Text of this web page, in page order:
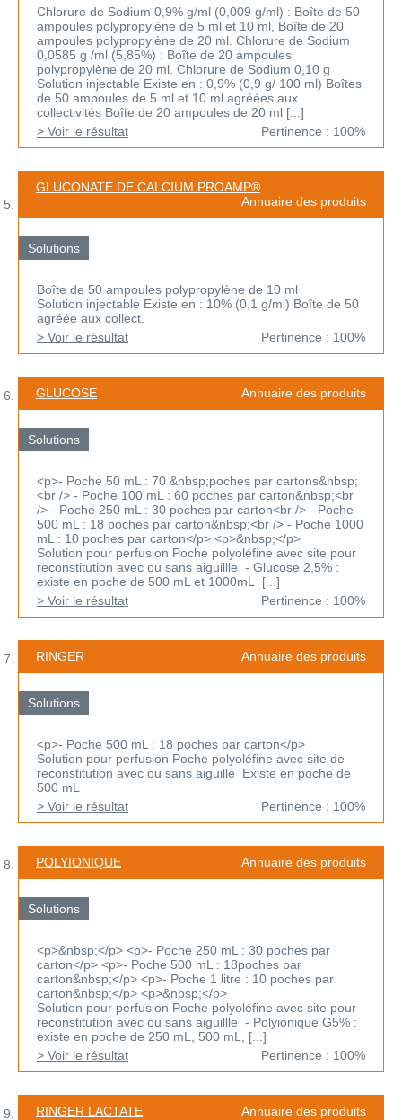
Chlorure de Sodium 0,9% g/ml (0,009 g/ml) : Boîte de 50
ampoules polypropylène de 5 ml et 10 ml, Boîte de 20
ampoules polypropylène de 20 ml. Chlorure de Sodium
0,0585 g /ml (5,85%) : Boîte de 20 ampoules
polypropylène de 20 ml. Chlorure de Sodium 0,10 g
Solution injectable Existe en : 0,9% (0,9 g/ 100 ml) Boîtes
de 50 ampoules de 5 ml et 10 ml agréées aux
collectivités Boîte de 20 ampoules de 20 ml [...]
> Voir le résultat
Pertinence : 100%
GLUCONATE DE CALCIUM PROAMP®
Annuaire des produits
Solutions
Boîte de 50 ampoules polypropylène de 10 ml
Solution injectable Existe en : 10% (0,1 g/ml) Boîte de 50
agréée aux collect.
> Voir le résultat
Pertinence : 100%
GLUCOSE Annuaire des produits
Solutions
<p>- Poche 50 mL : 70 &nbsp;poches par cartons&nbsp;
<br /> - Poche 100 mL : 60 poches par carton&nbsp;<br
/> - Poche 250 mL : 30 poches par carton<br /> - Poche
500 mL : 18 poches par carton&nbsp;<br /> - Poche 1000
mL : 10 poches par carton</p> <p>&nbsp;</p>
Solution pour perfusion Poche polyoléfine avec site pour
reconstitution avec ou sans aiguillle - Glucose 2,5% :
existe en poche de 500 mL et 1000mL [...]
> Voir le résultat
Pertinence : 100%
RINGER Annuaire des produits
Solutions
<p>- Poche 500 mL : 18 poches par carton</p>
Solution pour perfusion Poche polyoléfine avec site de
reconstitution avec ou sans aiguille Existe en poche de
500 mL
> Voir le résultat
Pertinence : 100%
POLYIONIQUE Annuaire des produits
Solutions
<p>&nbsp;</p> <p>- Poche 250 mL : 30 poches par
carton</p> <p>- Poche 500 mL : 18poches par
carton&nbsp;</p> <p>- Poche 1 litre : 10 poches par
carton&nbsp;</p> <p>&nbsp;</p>
Solution pour perfusion Poche polyoléfine avec site pour
reconstitution avec ou sans aiguillle - Polyionique G5% :
existe en poche de 250 mL, 500 mL, [...]
> Voir le résultat
Pertinence : 100%
RINGER LACTATE Annuaire des produits